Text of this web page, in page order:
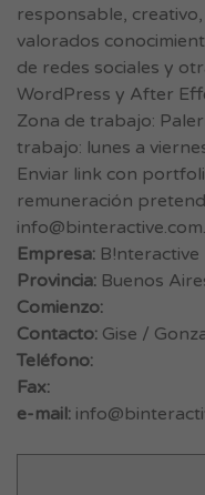
responsable,
valorados
de redes sociales y
WordPress y After
Zona de trabajo:
trabajo: lunes a
Enviar link con
remuneración
Empresa: B!nteractive
Provincia: Buenos
Comienzo:
Contacto: Gise /
Teléfono:
Fax:
e-mail: